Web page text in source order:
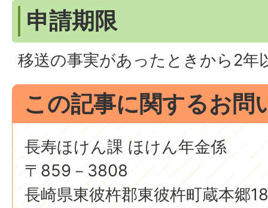
申請期限
移送の事実があったときから2年
この記事に関するお問
長寿ほけん課 ほけん年金係
〒859－3808
長崎県東彼杵郡東彼杵町蔵本郷